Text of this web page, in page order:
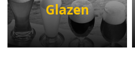
Glazen